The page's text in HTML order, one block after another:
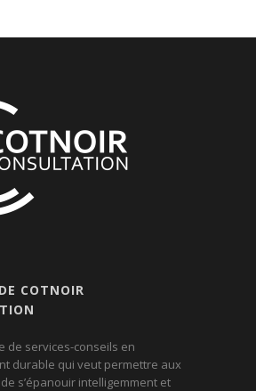
COTNOIR
de services-conseils en
durable qui veut permettre aux
s’épanouir intelligemment et